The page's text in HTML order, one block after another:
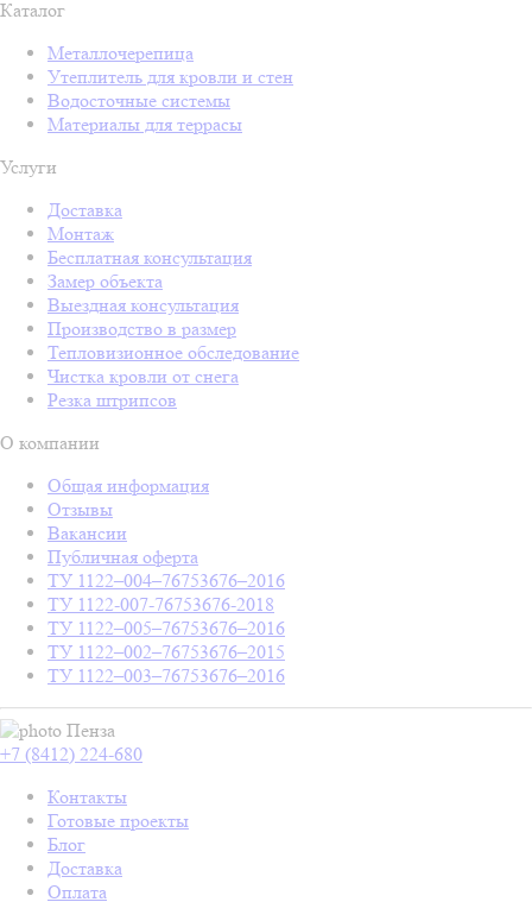
Каталог
Металлочерепица
Утеплитель для кровли и стен
Водосточные системы
Материалы для террасы
Услуги
Доставка
Монтаж
Бесплатная консультация
Замер объекта
Выездная консультация
Производство в размер
Тепловизионное обследование
Чистка кровли от снега
Резка штрипсов
О компании
Общая информация
Отзывы
Вакансии
Публичная оферта
ТУ 1122–004–76753676–2016
ТУ 1122-007-76753676-2018
ТУ 1122–005–76753676–2016
ТУ 1122–002–76753676–2015
ТУ 1122–003–76753676–2016
Пенза
+7 (8412) 224-680
Контакты
Готовые проекты
Блог
Доставка
Оплата